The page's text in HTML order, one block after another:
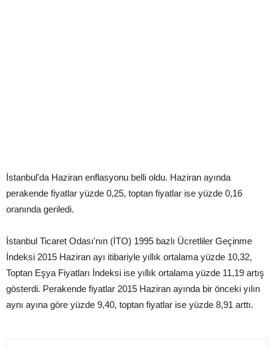
İstanbul'da Haziran enflasyonu belli oldu. Haziran ayında
perakende fiyatlar yüzde 0,25, toptan fiyatlar ise yüzde 0,16
oranında geriledi.
İstanbul Ticaret Odası'nın (İTO) 1995 bazlı Ücretliler Geçinme
İndeksi 2015 Haziran ayı itibariyle yıllık ortalama yüzde 10,32,
Toptan Eşya Fiyatları İndeksi ise yıllık ortalama yüzde 11,19 artış
gösterdi. Perakende fiyatlar 2015 Haziran ayında bir önceki yılın
aynı ayına göre yüzde 9,40, toptan fiyatlar ise yüzde 8,91 arttı.